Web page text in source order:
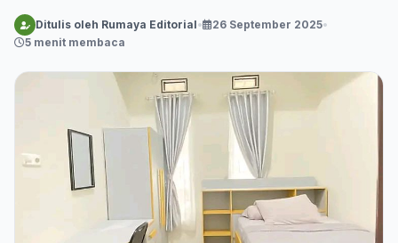
Ditulis oleh Rumaya Editorial• 26 September 2025•
5 menit membaca